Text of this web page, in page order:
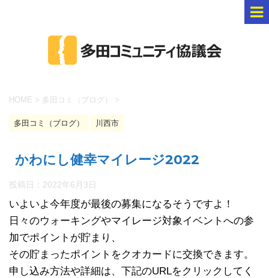
HOME > 多田コミ（ブログ） >
多田コミ（ブログ） 川西市
かわにし健幸マイレージ2022
投稿日： 2022年6月3日
いよいよ今年度が最後の募集になるそうですよ！
日々のウォーキングやマイレージ対象イベントへの参
加でポイントが貯まり、
その貯まったポイントをクオカードに交換できます。
申し込み方法や詳細は、下記のURLをクリックしてく